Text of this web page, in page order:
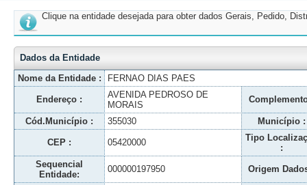
Clique na entidade desejada para obter dados Gerais, Pedido,
Dados da Entidade
Nome da Entidade :
FERNAO DIAS PAES
Endereço :
AVENIDA PEDROSO DE
MORAIS
Cód.Município : 355030 Município :
CEP : 05420000
Tipo
:
Sequencial
Entidade:
000000197950 Origem